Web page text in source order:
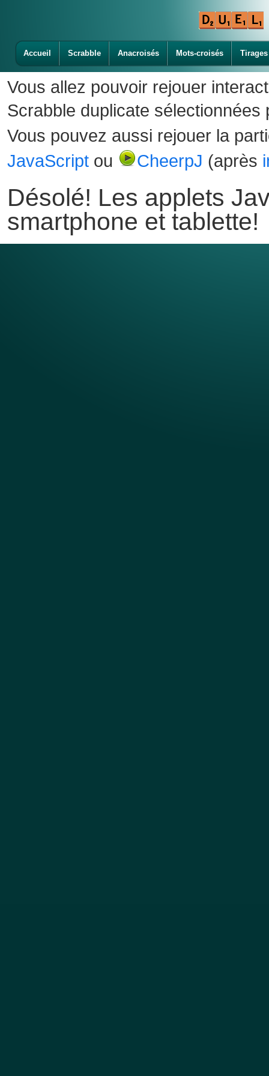
Accueil Scrabble Anacroisés Mots-croisés Tirages
Vous allez pouvoir rejouer
Scrabble duplicate sélectionnées
Vous pouvez aussi rejouer la
JavaScript ou CheerpJ (après
Désolé! Les applets
smartphone et tablette!